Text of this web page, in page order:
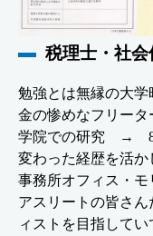
税理士・社
勉強とは無縁の
金の惨めなフリ
学院での研究 → 8
変わった経歴を活
事務所オフィス・モ
アスリートの皆さ
ィストを目指して